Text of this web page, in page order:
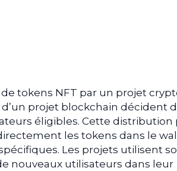
tokens NFT par un projet
projet blockchain décident
éligibles. Cette distribution
les tokens dans le
Les projets utilisent
nouveaux utilisateurs dans leur